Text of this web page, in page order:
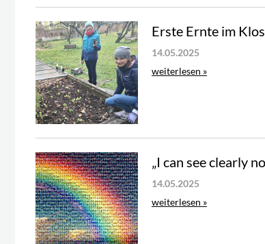
Erste Ernte im
14.05.2025
weiterlesen »
„I can see clearly
14.05.2025
weiterlesen »